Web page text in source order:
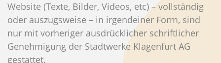
Website (Texte, Bilder, Videos, etc) – vollständig
oder auszugsweise – in irgendeiner Form, sind
nur mit vorheriger ausdrücklicher schriftlicher
Genehmigung der Stadtwerke Klagenfurt AG
gestattet.